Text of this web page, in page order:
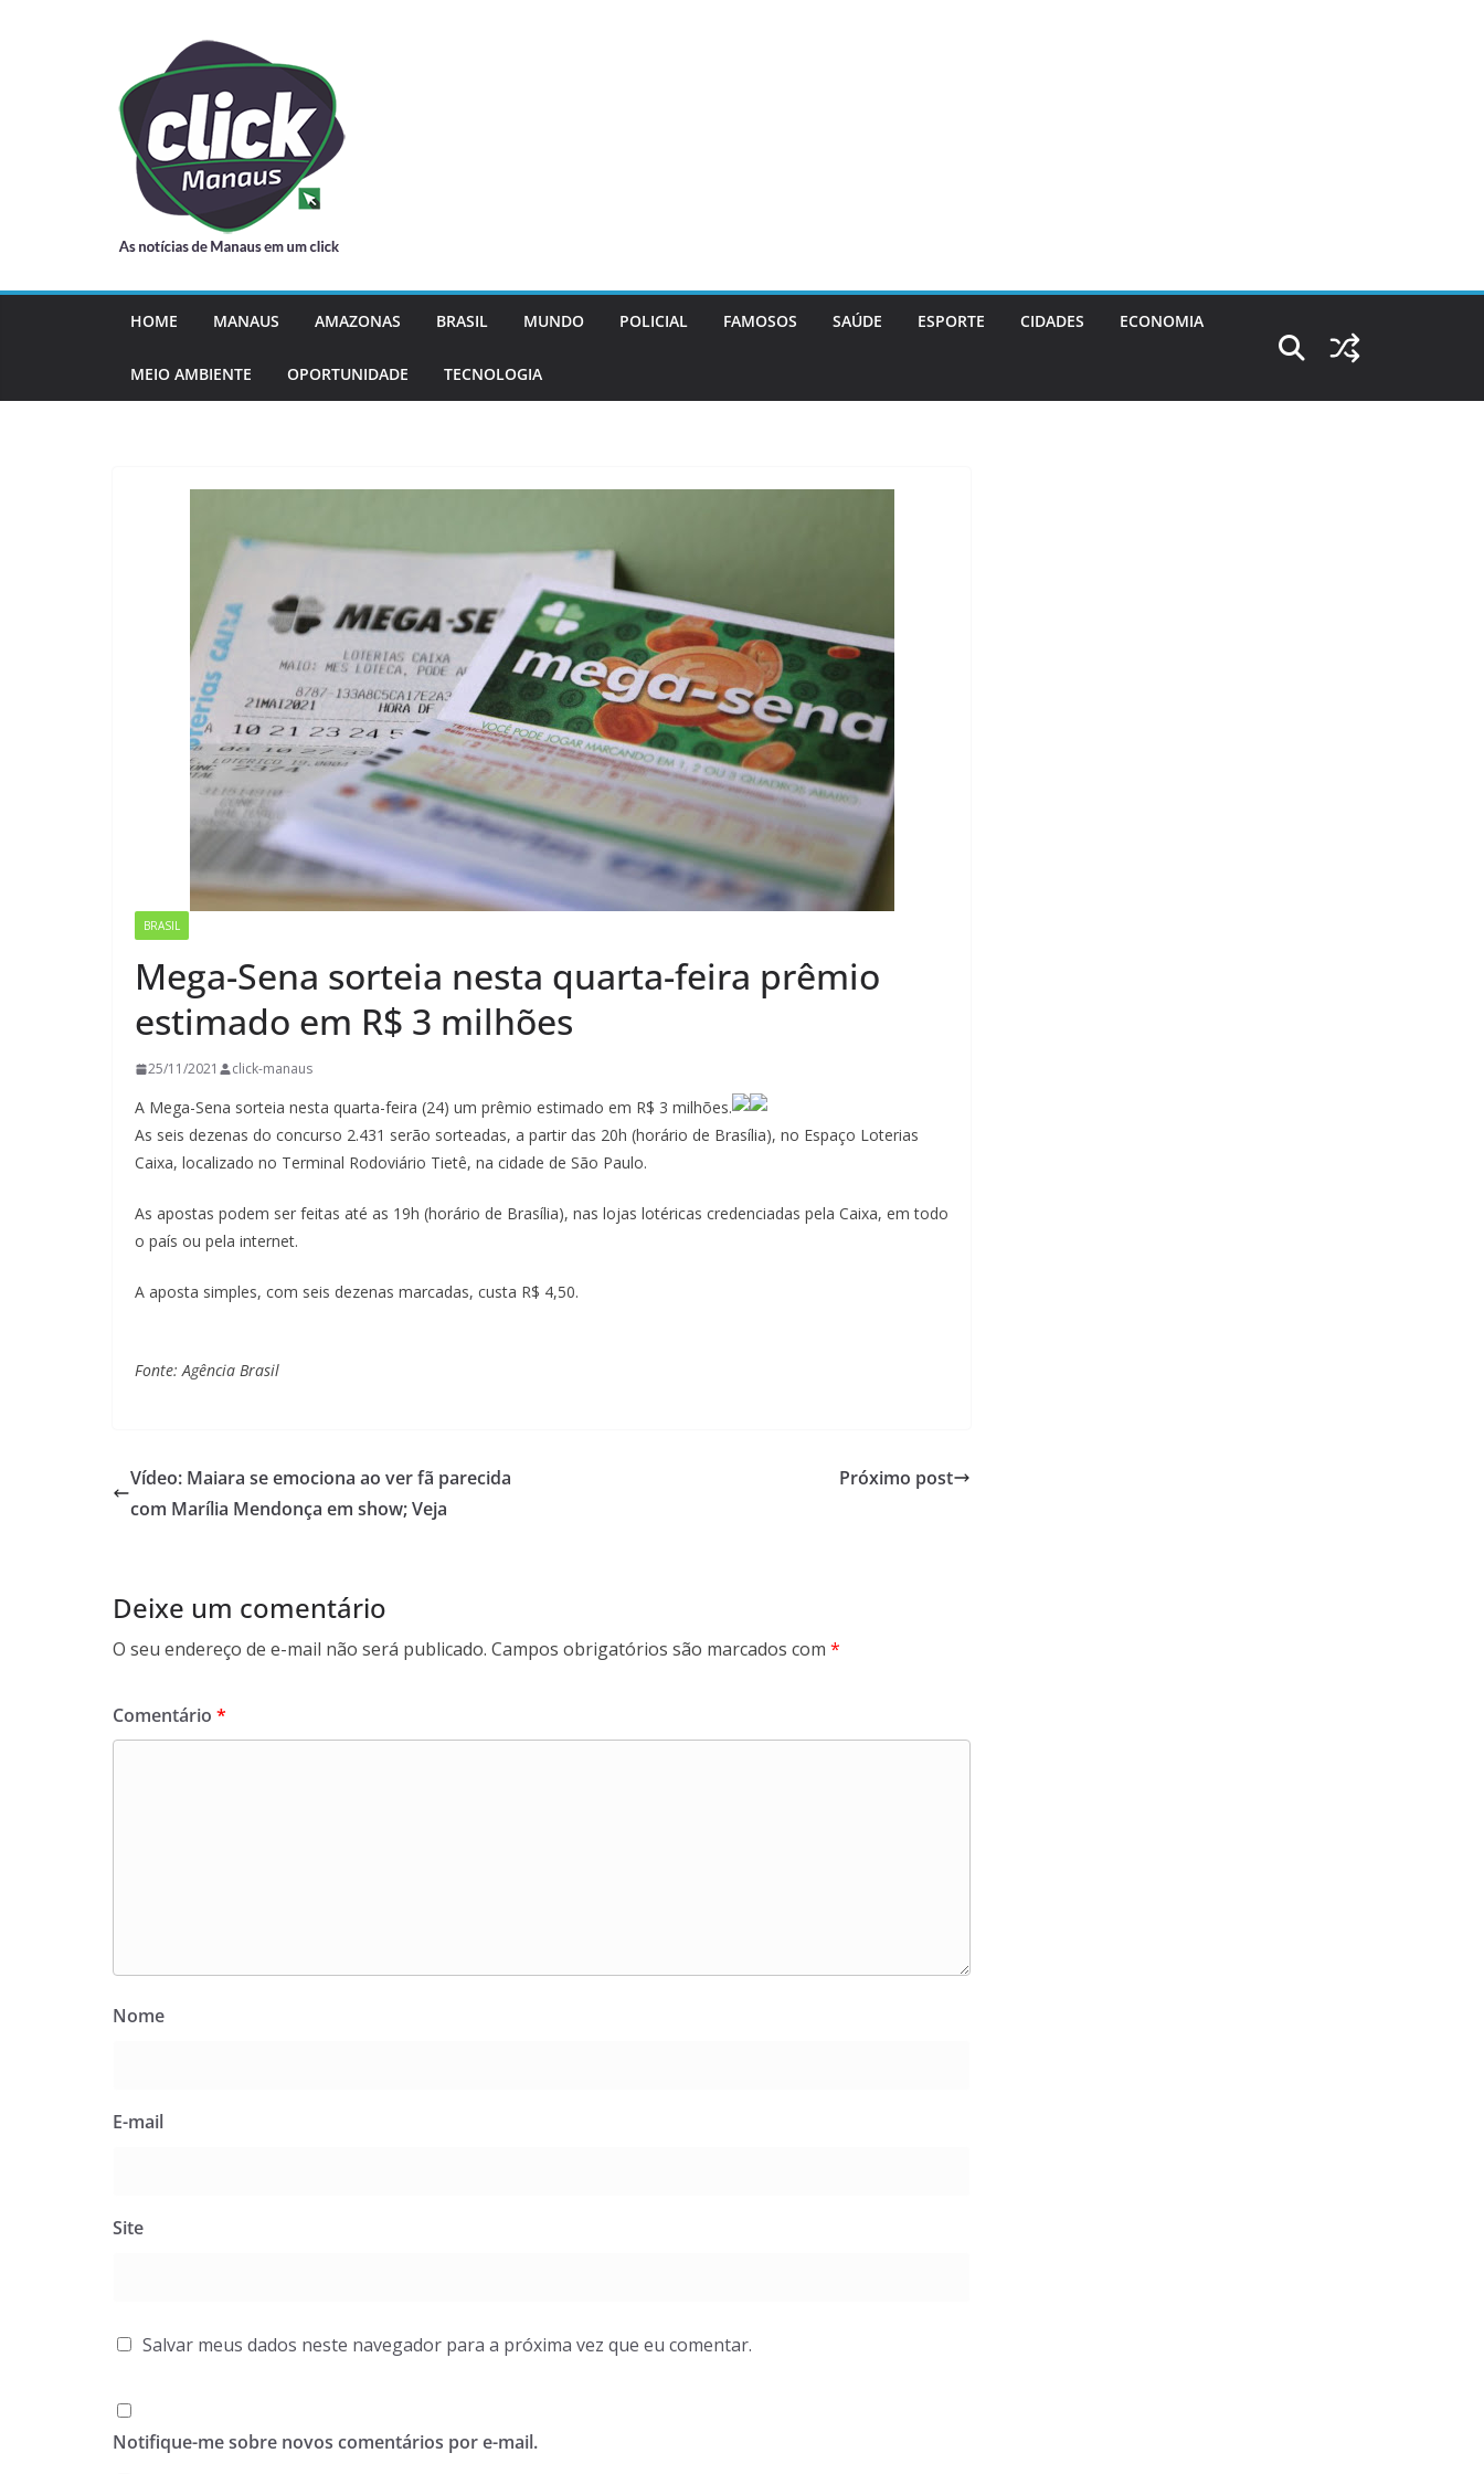
HOME MANAUS AMAZONAS BRASIL MUNDO POLICIAL FAMOSOS SAÚDE ESPORTE CIDADES ECONOMIA
MEIO AMBIENTE OPORTUNIDADE TECNOLOGIA
BRASIL
Mega-Sena sorteia nesta quarta-feira prêmio
estimado em R$ 3 milhões
25/11/2021 click-manaus
A Mega-Sena sorteia nesta quarta-feira (24) um prêmio estimado em R$ 3 milhões.
As seis dezenas do concurso 2.431 serão sorteadas, a partir das 20h (horário de Brasília), no Espaço Loterias
Caixa, localizado no Terminal Rodoviário Tietê, na cidade de São Paulo.
As apostas podem ser feitas até as 19h (horário de Brasília), nas lojas lotéricas credenciadas pela Caixa, em todo
o país ou pela internet.
A aposta simples, com seis dezenas marcadas, custa R$ 4,50.
Fonte: Agência Brasil
Vídeo: Maiara se emociona ao ver fã parecida
com Marília Mendonça em show; Veja
Próximo post
Deixe um comentário
O seu endereço de e-mail não será publicado. Campos obrigatórios são marcados com *
Comentário *
Nome
E-mail
Site
Salvar meus dados neste navegador para a próxima vez que eu comentar.
Notifique-me sobre novos comentários por e-mail.